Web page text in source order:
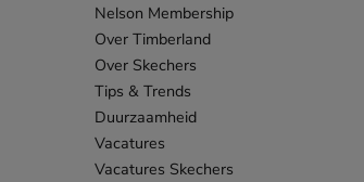
Nelson Membership
Over Timberland
Over Skechers
Tips & Trends
Duurzaamheid
Vacatures
Vacatures Skechers